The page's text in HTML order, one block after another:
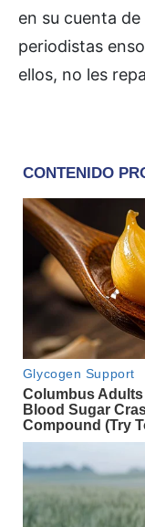
en su cuenta
periodistas
ellos, no les